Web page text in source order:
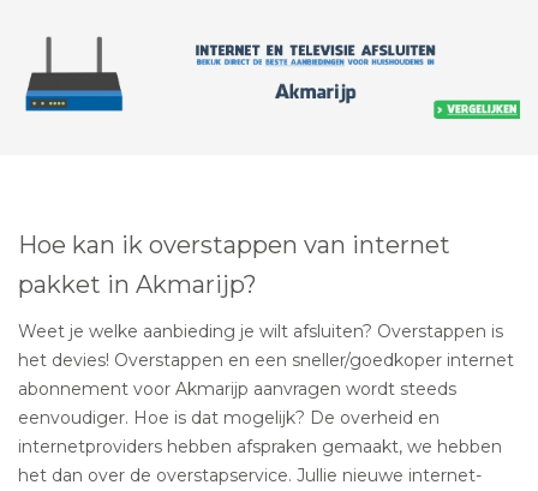
Hoe kan ik overstappen van internet
pakket in Akmarijp?
Weet je welke aanbieding je wilt afsluiten? Overstappen is
het devies! Overstappen en een sneller/goedkoper internet
abonnement voor Akmarijp aanvragen wordt steeds
eenvoudiger. Hoe is dat mogelijk? De overheid en
internetproviders hebben afspraken gemaakt, we hebben
het dan over de overstapservice. Jullie nieuwe internet-